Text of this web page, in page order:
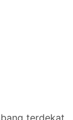
terdekat